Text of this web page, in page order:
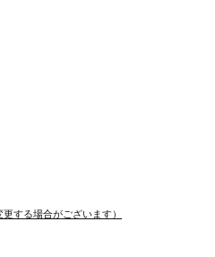
更する場合がございます）